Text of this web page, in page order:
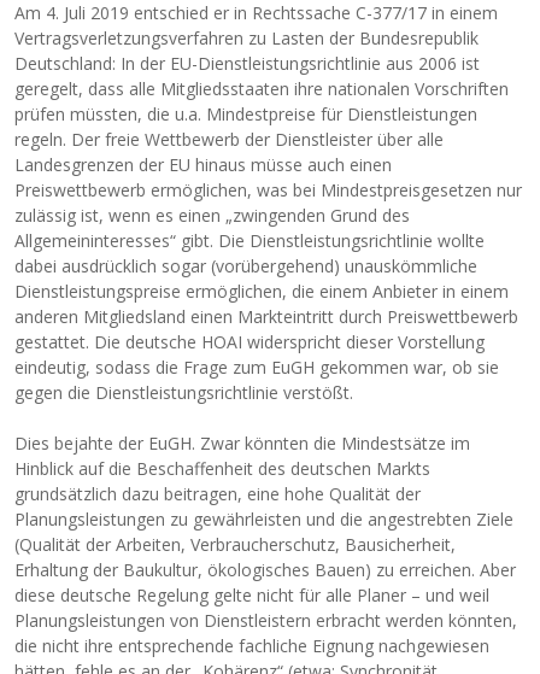
Am 4. Juli 2019 entschied er in Rechtssache C-377/17 in einem
Vertragsverletzungsverfahren zu Lasten der Bundesrepublik
Deutschland: In der EU-Dienstleistungsrichtlinie aus 2006 ist
geregelt, dass alle Mitgliedsstaaten ihre nationalen Vorschriften
prüfen müssten, die u.a. Mindestpreise für Dienstleistungen
regeln. Der freie Wettbewerb der Dienstleister über alle
Landesgrenzen der EU hinaus müsse auch einen
Preiswettbewerb ermöglichen, was bei Mindestpreisgesetzen nur
zulässig ist, wenn es einen „zwingenden Grund des
Allgemeininteresses“ gibt. Die Dienstleistungsrichtlinie wollte
dabei ausdrücklich sogar (vorübergehend) unauskömmliche
Dienstleistungspreise ermöglichen, die einem Anbieter in einem
anderen Mitgliedsland einen Markteintritt durch Preiswettbewerb
gestattet. Die deutsche HOAI widerspricht dieser Vorstellung
eindeutig, sodass die Frage zum EuGH gekommen war, ob sie
gegen die Dienstleistungsrichtlinie verstößt.
Dies bejahte der EuGH. Zwar könnten die Mindestsätze im
Hinblick auf die Beschaffenheit des deutschen Markts
grundsätzlich dazu beitragen, eine hohe Qualität der
Planungsleistungen zu gewährleisten und die angestrebten Ziele
(Qualität der Arbeiten, Verbraucherschutz, Bausicherheit,
Erhaltung der Baukultur, ökologisches Bauen) zu erreichen. Aber
diese deutsche Regelung gelte nicht für alle Planer – und weil
Planungsleistungen von Dienstleistern erbracht werden könnten,
die nicht ihre entsprechende fachliche Eignung nachgewiesen